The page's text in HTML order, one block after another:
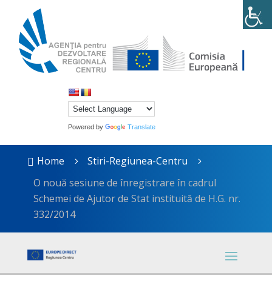
Powered by Translate
 Home 5 Stiri-Regiunea-Centru 5
O nouă sesiune de înregistrare în cadrul
Schemei de Ajutor de Stat instituită de H.G. nr.
332/2014